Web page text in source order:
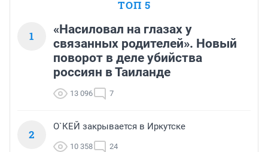
ТОП 5
1
«Насиловал на глазах у
связанных родителей». Новый
поворот в деле убийства
россиян в Таиланде
13 096 7
2
О`КЕЙ закрывается в Иркутске
10 358 24